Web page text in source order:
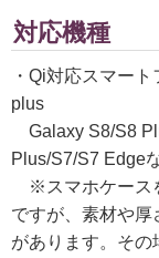
対応機種
・Qi対応スマー
plus
Galaxy S8/S8
Plus/S7/S7 Edge
※スマホケース
ですが、素材や厚
があります。その